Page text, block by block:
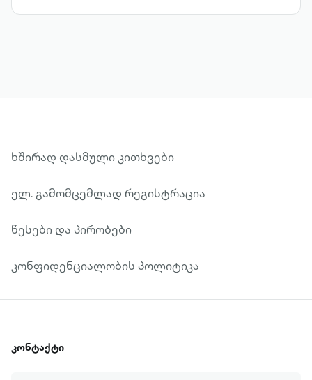
ხშირად დასმული კითხვები
ელ. გამომცემლად რეგისტრაცია
წესები და პირობები
კონფიდენციალობის პოლიტიკა
კონტაქტი